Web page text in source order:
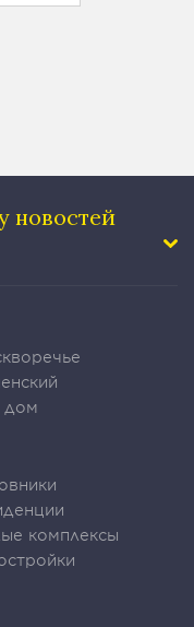
новостей
дом
комплексы